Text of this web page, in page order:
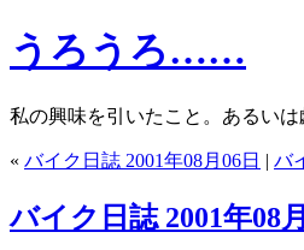
うろうろ……
私の興味を引いたこと。あるいは
« バイク日誌 2001年08月06日 | バ
バイク日誌 2001年08